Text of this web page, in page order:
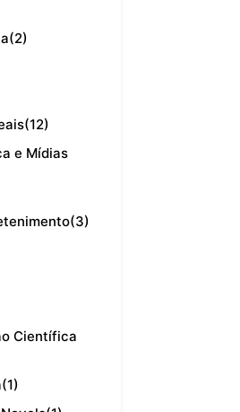
(2)
(12)
e Mídias
(3)
Científica
(1)